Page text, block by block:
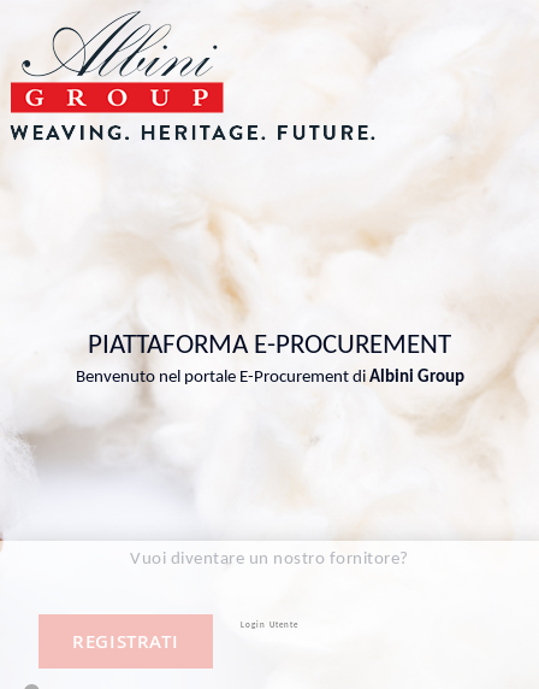
PIATTAFORMA E-PROCUREMENT
Benvenuto nel portale E-Procurement di Albini Group
Vuoi diventare un nostro fornitore?
REGISTRATI
Login Utente